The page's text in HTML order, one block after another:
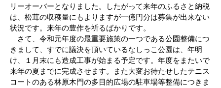
リーオーバーとなりました。したがって来年のふるさと納税
は、松茸の収穫量にもよりますが一億円分は募集が出来ない
状況です。来年の豊作を祈るばかりです。
さて、令和元年度の最重要施策の一つである公園整備につ
きまして、すでに議決を頂いているなしっこ公園は、年明
け、１月末にも造成工事が始まる予定です。年度をまたいで
来年の夏までに完成させます。また大変お待たせしたテニス
コートのある林原木門の多目的広場の駐車場等整備につきま